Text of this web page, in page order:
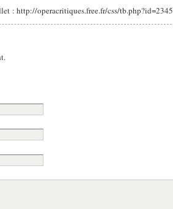
: http://operacritiques.free.fr/css/tb.php?id=2345